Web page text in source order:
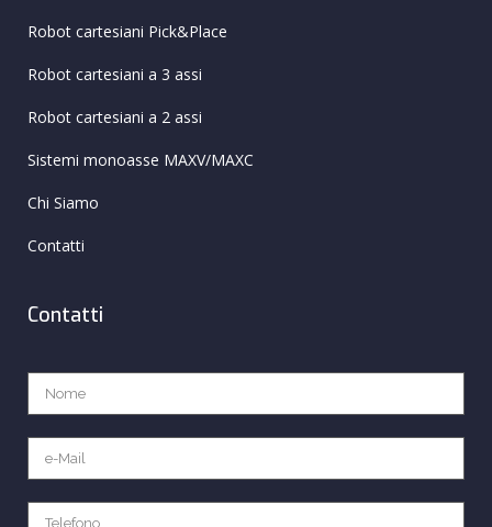
Robot cartesiani Pick&Place
Robot cartesiani a 3 assi
Robot cartesiani a 2 assi
Sistemi monoasse MAXV/MAXC
Chi Siamo
Contatti
Contatti